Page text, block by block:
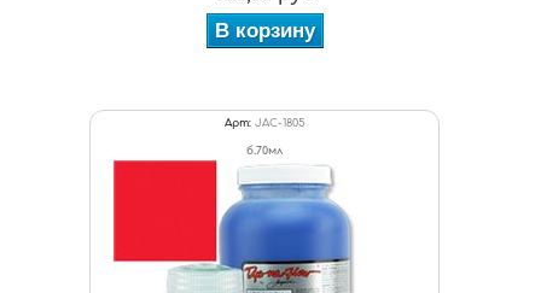
В корзину
Арт: JAC-1805
б.70мл